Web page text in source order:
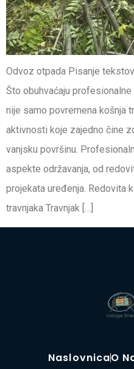
Odvoz otpada Pisanje
Što obuhvaćaju
nije samo povremena košnja
aktivnosti koje zajedno čine
vanjsku površinu.
aspekte održavanja, od
projekata uređenja. Redovita
travnjaka Travnjak […]
NaslovnicaO